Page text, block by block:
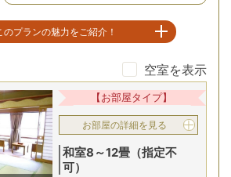
のプランの魅力をご紹介！
しい！畳敷きの名湯大浴場
空室を表示
【お部屋タイプ】
お部屋の詳細を見る
和室8～12畳（指定不
可）